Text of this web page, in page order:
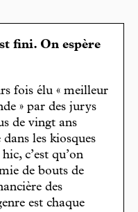
fini. On espère
fois élu « meilleur
» par des jurys
de vingt ans
les kiosques
c’est qu’on
de bouts de
des
est chaque